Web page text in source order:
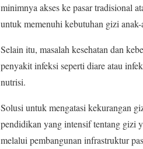
minimnya akses ke pasar tradisional
untuk memenuhi kebutuhan gizi anak-
Selain itu, masalah kesehatan dan
penyakit infeksi seperti diare atau
nutrisi.
Solusi untuk mengatasi kekurangan
pendidikan yang intensif tentang gizi
melalui pembangunan infrastruktur